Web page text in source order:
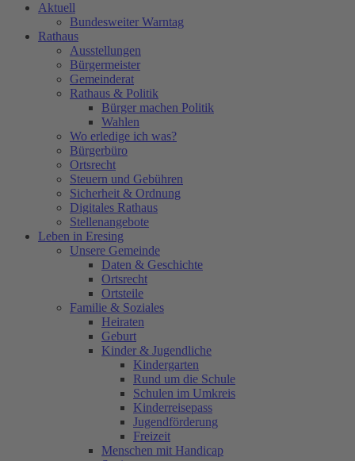
Aktuell
Bundesweiter Warntag
Rathaus
Ausstellungen
Bürgermeister
Gemeinderat
Rathaus & Politik
Bürger machen Politik
Wahlen
Wo erledige ich was?
Bürgerbüro
Ortsrecht
Steuern und Gebühren
Sicherheit & Ordnung
Digitales Rathaus
Stellenangebote
Leben in Eresing
Unsere Gemeinde
Daten & Geschichte
Ortsrecht
Ortsteile
Familie & Soziales
Heiraten
Geburt
Kinder & Jugendliche
Kindergarten
Rund um die Schule
Schulen im Umkreis
Kinderreisepass
Jugendförderung
Freizeit
Menschen mit Handicap